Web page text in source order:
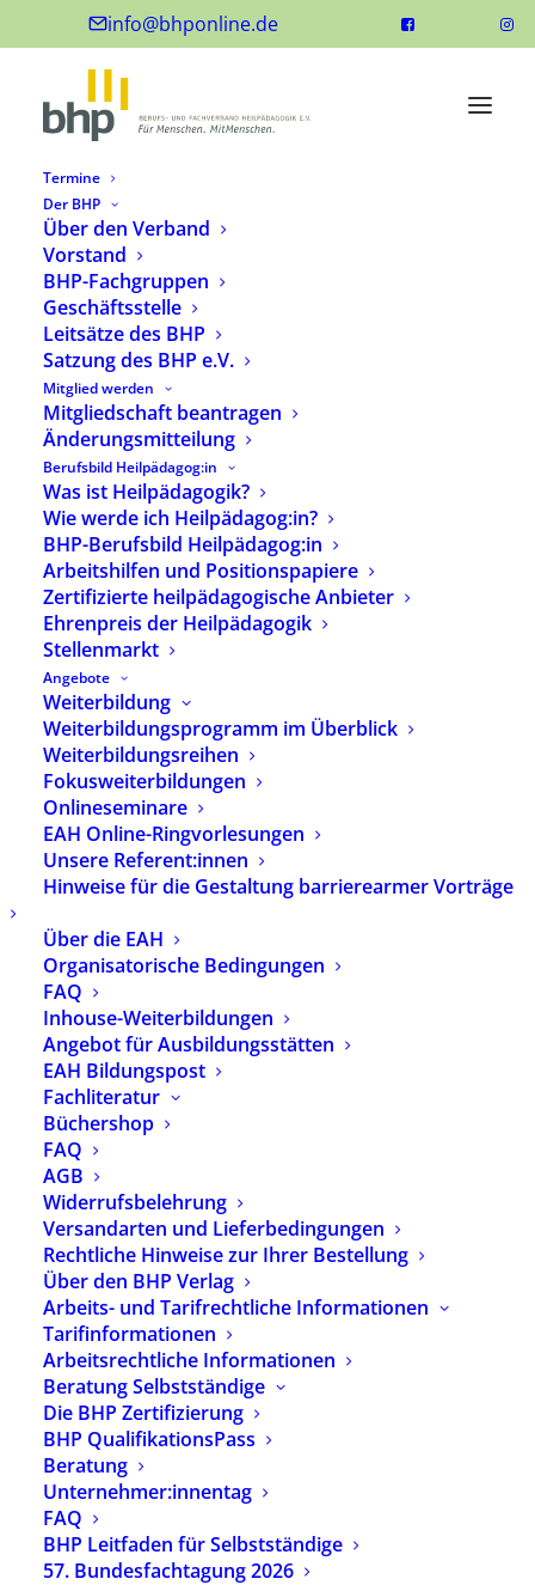
info@bhponline.de
Termine
Der BHP
Über den Verband
Vorstand
BHP-Fachgruppen
Geschäftsstelle
Leitsätze des BHP
Satzung des BHP e.V.
Mitglied werden
Mitgliedschaft beantragen
Änderungsmitteilung
Berufsbild Heilpädagog:in
Was ist Heilpädagogik?
Wie werde ich Heilpädagog:in?
BHP-Berufsbild Heilpädagog:in
Arbeitshilfen und Positionspapiere
Zertifizierte heilpädagogische Anbieter
Ehrenpreis der Heilpädagogik
Stellenmarkt
Angebote
Weiterbildung
Weiterbildungsprogramm im Überblick
Weiterbildungsreihen
Fokusweiterbildungen
Onlineseminare
EAH Online-Ringvorlesungen
Unsere Referent:innen
Hinweise für die Gestaltung barrierearmer Vorträge
Über die EAH
Organisatorische Bedingungen
FAQ
Inhouse-Weiterbildungen
Angebot für Ausbildungsstätten
EAH Bildungspost
Fachliteratur
Büchershop
FAQ
AGB
Widerrufsbelehrung
Versandarten und Lieferbedingungen
Rechtliche Hinweise zur Ihrer Bestellung
Über den BHP Verlag
Arbeits- und Tarifrechtliche Informationen
Tarifinformationen
Arbeitsrechtliche Informationen
Beratung Selbstständige
Die BHP Zertifizierung
BHP QualifikationsPass
Beratung
Unternehmer:innentag
FAQ
BHP Leitfaden für Selbstständige
57. Bundesfachtagung 2026
Fachzeitschrift
„heilpaedagogik.de“ –
Ausgabe 02/2026
7,95€
inkl. 7 % MwSt.
Fachzeitschrift für Heilpädagog:innen und andere
soziale Berufe
Ausgabe 2/2026
Themenheft: „Zugehörigkeit als Auftrag“
Vorrätig
In den Warenkorb
Artikelnummer
2624
Kategorien
erschienen